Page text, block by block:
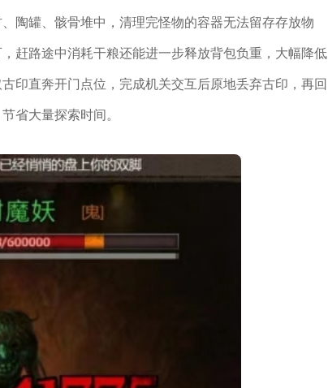
陶罐、骸骨堆中，清理完怪物的容器无法留存存放物
赶路途中消耗干粮还能进一步释放背包负重，大幅降低
印直奔开门点位，完成机关交互后原地丢弃古印，再回
省大量探索时间。